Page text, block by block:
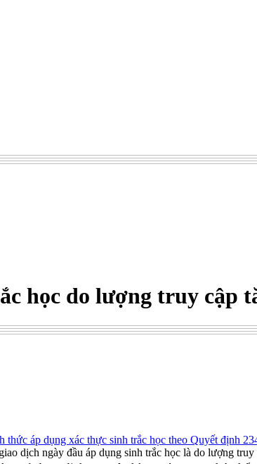
học do lượng truy cập
thức áp dụng xác thực sinh trắc học theo Quyết định
dịch ngày đầu áp dụng sinh trắc học là do lượng